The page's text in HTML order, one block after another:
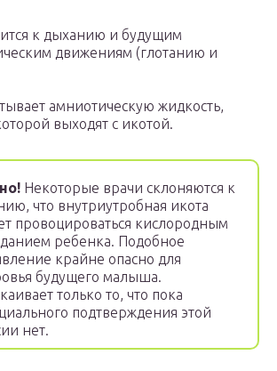
к дыханию и будущим
движениям (глотанию и
амниотическую жидкость,
выходят с икотой.
Некоторые врачи склоняются к
что внутриутробная икота
провоцироваться кислородным
ребенка. Подобное
крайне опасно для
будущего малыша.
только то, что пока
подтверждения этой
нет.